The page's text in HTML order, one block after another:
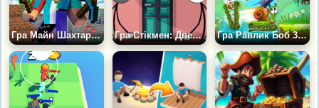
Гра Майн Шахтарські Острови: Скайблок Село Гра Стікмен: Двері та Острів Гра Равлик Боб 3: Незаселений Острів